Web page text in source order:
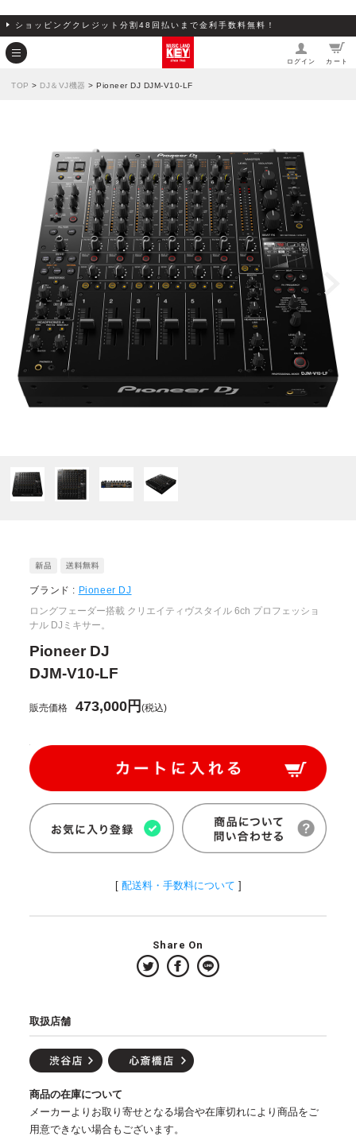
ショッピングクレジット分割48回払いまで金利手数料無料！
ログイン カート
TOP > DJ＆VJ機器 > Pioneer DJ DJM-V10-LF
ブランド : Pioneer DJ
ロングフェーダー搭載 クリエイティヴスタイル 6ch プロフェッショ
ナル DJミキサー。
Pioneer DJ
DJM-V10-LF
販売価格 473,000円(税込)
[ 配送料・手数料について ]
Share On
取扱店舗
商品の在庫について
メーカーよりお取り寄せとなる場合や在庫切れにより商品をご
用意できない場合もございます。